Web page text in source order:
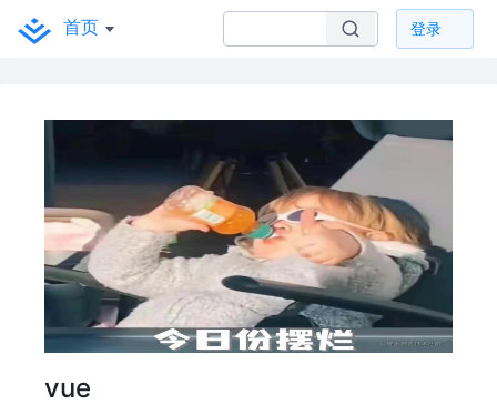
首页 登录
vue